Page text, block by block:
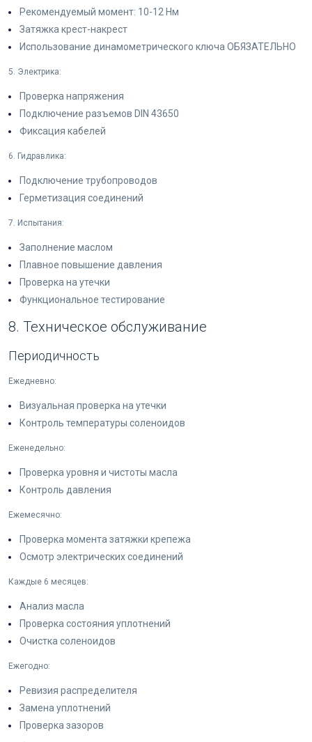
Рекомендуемый момент: 10-12 Нм
Затяжка крест-накрест
Использование динамометрического ключа ОБЯЗАТЕЛЬНО
5. Электрика:
Проверка напряжения
Подключение разъемов DIN 43650
Фиксация кабелей
6. Гидравлика:
Подключение трубопроводов
Герметизация соединений
7. Испытания:
Заполнение маслом
Плавное повышение давления
Проверка на утечки
Функциональное тестирование
8. Техническое обслуживание
Периодичность
Ежедневно:
Визуальная проверка на утечки
Контроль температуры соленоидов
Еженедельно:
Проверка уровня и чистоты масла
Контроль давления
Ежемесячно:
Проверка момента затяжки крепежа
Осмотр электрических соединений
Каждые 6 месяцев:
Анализ масла
Проверка состояния уплотнений
Очистка соленоидов
Ежегодно:
Ревизия распределителя
Замена уплотнений
Проверка зазоров